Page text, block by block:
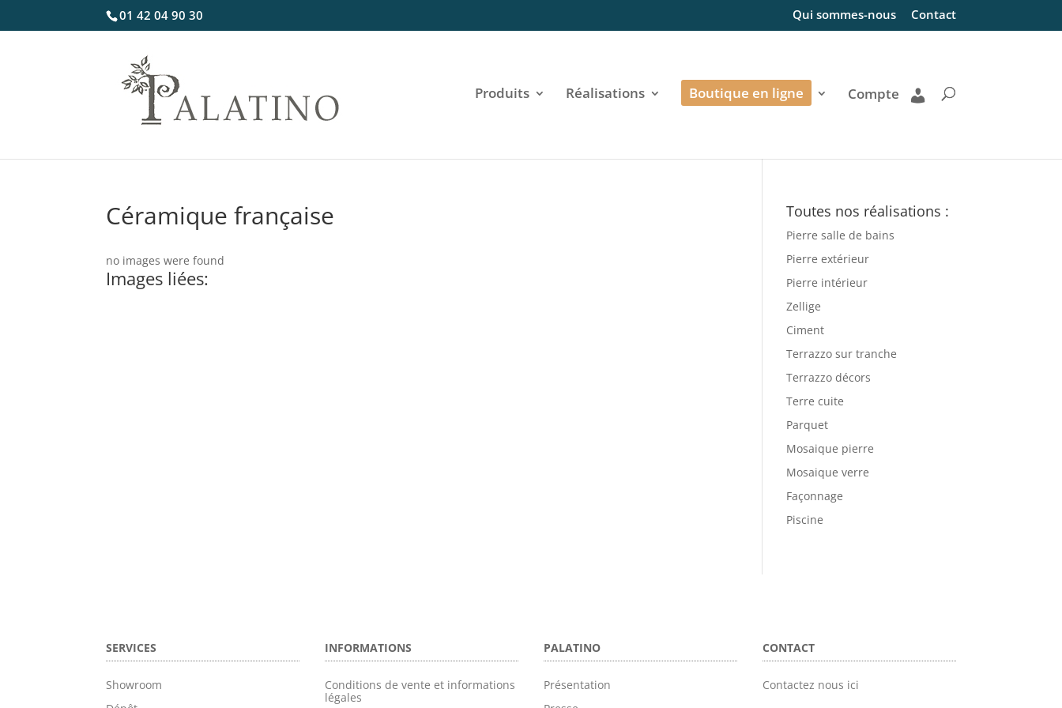
01 42 04 90 30 Qui sommes-nous Contact
Produits Réalisations Boutique en ligne Compte
Céramique française
no images were found
Images liées:
Toutes nos réalisations :
Pierre salle de bains
Pierre extérieur
Pierre intérieur
Zellige
Ciment
Terrazzo sur tranche
Terrazzo décors
Terre cuite
Parquet
Mosaique pierre
Mosaique verre
Façonnage
Piscine
SERVICES
Showroom
INFORMATIONS
Conditions de vente et informations
légales
PALATINO
Présentation
CONTACT
Contactez nous ici